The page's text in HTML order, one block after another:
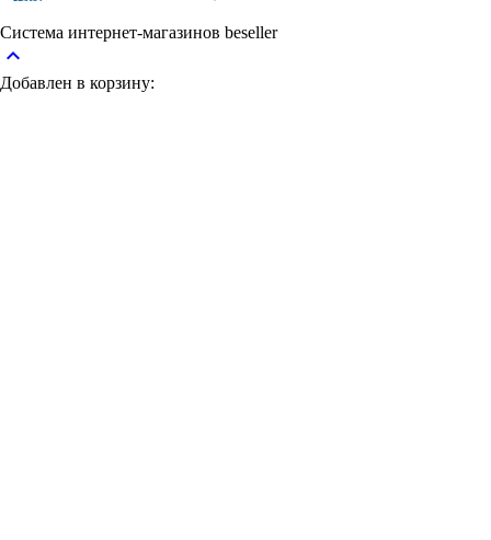
Система интернет-магазинов beseller
keyboard_arrow_up
Добавлен в корзину: